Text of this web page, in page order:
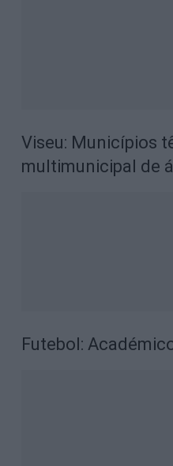
Viseu: Municípios
multimunicipal de
Futebol: